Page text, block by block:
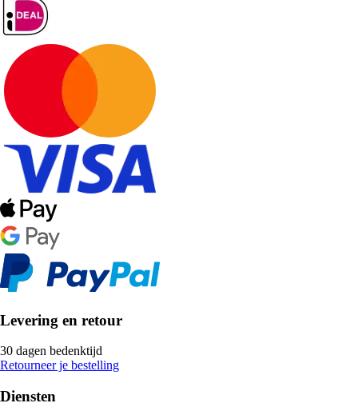
Levering en retour
30 dagen bedenktijd
Retourneer je bestelling
Diensten